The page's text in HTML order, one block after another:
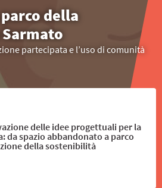
della
partecipata e l’uso di comunità
delle idee progettuali per la
da spazio abbandonato a parco
della sostenibilità